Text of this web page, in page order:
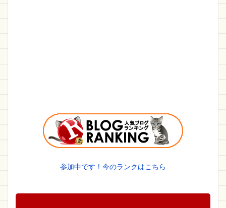
参加中です！今のランクはこちら